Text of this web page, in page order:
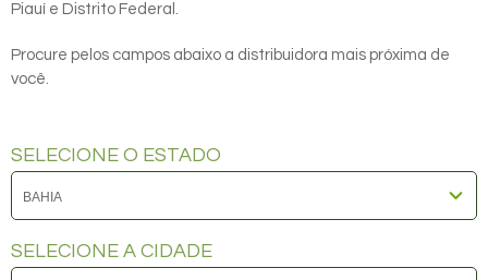
Piauí e Distrito Federal.
Procure pelos campos abaixo a distribuidora mais próxima de
você.
SELECIONE O ESTADO
SELECIONE A CIDADE